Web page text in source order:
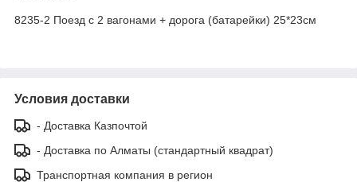
8235-2 Поезд с 2 вагонами + дорога (батарейки) 25*23см
Условия доставки
- Доставка Казпочтой
- Доставка по Алматы (стандартный квадрат)
Транспортная компания в регион